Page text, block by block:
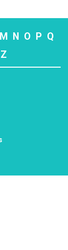
M N O P Q
Z